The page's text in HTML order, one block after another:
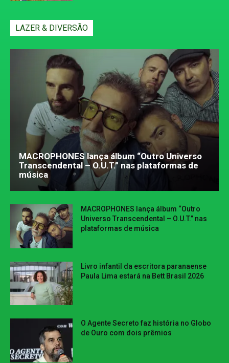
LAZER & DIVERSÃO
MACROPHONES lança álbum “Outro Universo
Transcendental – O.U.T.” nas plataformas de
música
MACROPHONES lança álbum “Outro
Universo Transcendental – O.U.T.” nas
plataformas de música
Livro infantil da escritora paranaense
Paula Lima estará na Bett Brasil 2026
O Agente Secreto faz história no Globo
de Ouro com dois prêmios